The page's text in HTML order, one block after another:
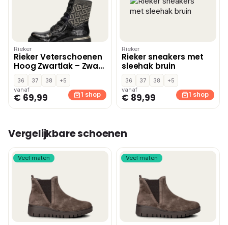
Rieker
Rieker Veterschoenen
Hoog Zwartlak – Zwart
lak
36 37 38
+5
vanaf
€ 69,99 1 shop
Rieker
Rieker sneakers met
sleehak bruin
36 37 38
+5
vanaf
€ 89,99 1 shop
Vergelijkbare schoenen
Veel maten Veel maten